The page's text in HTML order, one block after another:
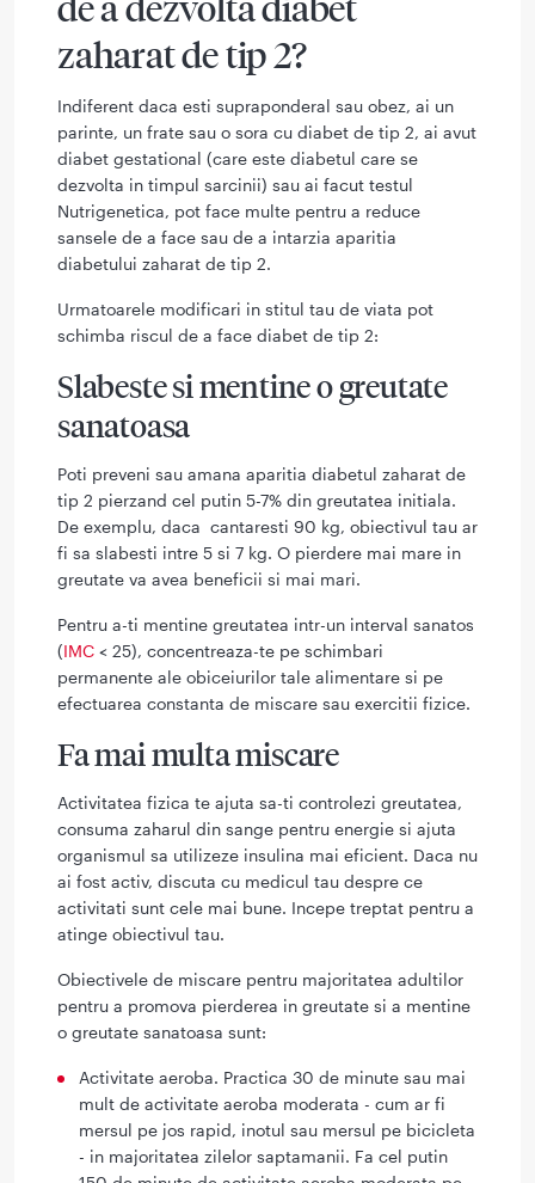
zaharat de tip 2?
Indiferent daca esti supraponderal sau obez, ai un
parinte, un frate sau o sora cu diabet de tip 2, ai avut
diabet gestational (care este diabetul care se
dezvolta in timpul sarcinii) sau ai facut testul
Nutrigenetica, pot face multe pentru a reduce
sansele de a face sau de a intarzia aparitia
diabetului zaharat de tip 2.
Urmatoarele modificari in stitul tau de viata pot
schimba riscul de a face diabet de tip 2:
Slabeste si mentine o greutate
sanatoasa
Poti preveni sau amana aparitia diabetul zaharat de
tip 2 pierzand cel putin 5-7% din greutatea initiala.
De exemplu, daca cantaresti 90 kg, obiectivul tau ar
fi sa slabesti intre 5 si 7 kg. O pierdere mai mare in
greutate va avea beneficii si mai mari.
Pentru a-ti mentine greutatea intr-un interval sanatos
(IMC < 25), concentreaza-te pe schimbari
permanente ale obiceiurilor tale alimentare si pe
efectuarea constanta de miscare sau exercitii fizice.
Fa mai multa miscare
Activitatea fizica te ajuta sa-ti controlezi greutatea,
consuma zaharul din sange pentru energie si ajuta
organismul sa utilizeze insulina mai eficient. Daca nu
ai fost activ, discuta cu medicul tau despre ce
activitati sunt cele mai bune. Incepe treptat pentru a
atinge obiectivul tau.
Obiectivele de miscare pentru majoritatea adultilor
pentru a promova pierderea in greutate si a mentine
o greutate sanatoasa sunt:
Activitate aeroba. Practica 30 de minute sau mai
mult de activitate aeroba moderata - cum ar fi
mersul pe jos rapid, inotul sau mersul pe bicicleta
- in majoritatea zilelor saptamanii. Fa cel putin